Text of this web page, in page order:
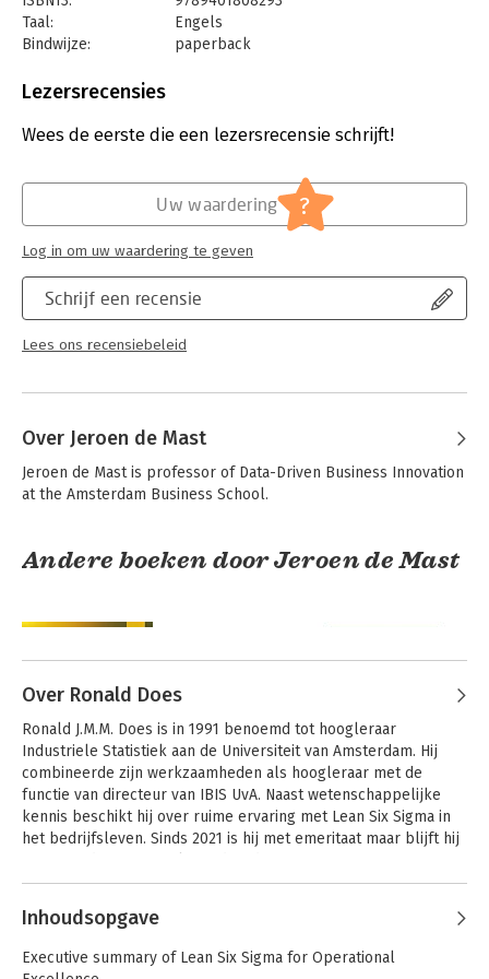
Taal:
Engels
Bindwijze:
paperback
Uitgever:
Verschijningsdatum:
17-2-2022
IT-management / ICT
Lezersrecensies
Wees de eerste die een lezersrecensie schrijft!
Schrijf een recensie
Lees ons recensiebeleid
Uw waardering ?
Log in om uw waardering te geven
Over Jeroen de Mast
Jeroen de Mast is professor of Data-Driven Business Innovation
at the Amsterdam Business School.
Andere boeken door Jeroen de Mast
Stap voor stap naar
Operational
Over Ronald Does
Ronald J.M.M. Does is in 1991 benoemd tot hoogleraar
Industriele Statistiek aan de Universiteit van Amsterdam. Hij
combineerde zijn werkzaamheden als hoogleraar met de
functie van directeur van IBIS UvA. Naast wetenschappelijke
kennis beschikt hij over ruime ervaring met Lean Six Sigma in
het bedrijfsleven. Sinds 2021 is hij met emeritaat maar blijft hij
Andere boeken door Ronald Does
Inhoudsopgave
Executive summary of Lean Six Sigma for Operational